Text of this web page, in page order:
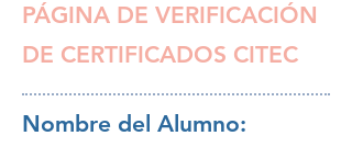
PÁGINA DE VERIFICACIÓN
DE CERTIFICADOS CITEC
Nombre del Alumno: